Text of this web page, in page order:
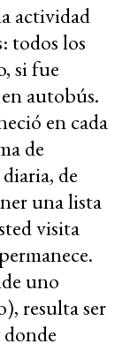
actividad
todos los
si fue
autobús.
en cada
de
de
una lista
visita
uno
resulta ser